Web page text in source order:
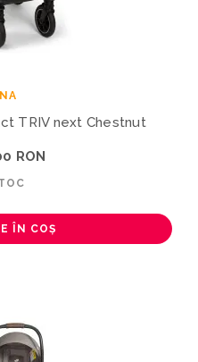
TRIV next Chestnut
RON
ÎN COȘ